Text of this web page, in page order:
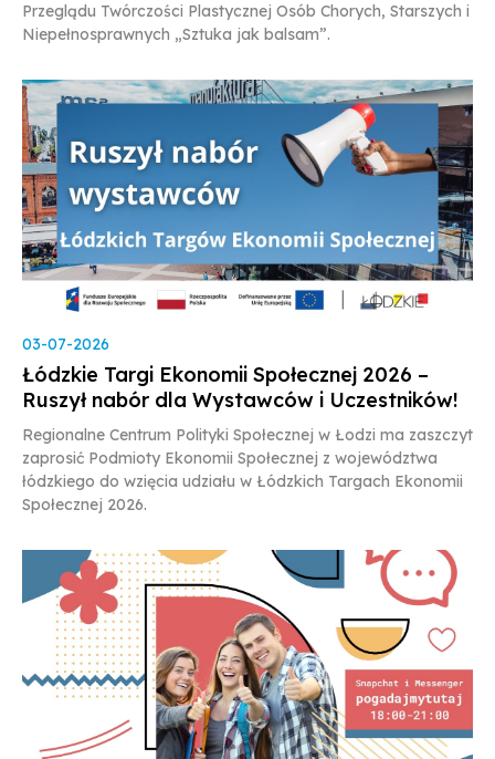
Przeglądu Twórczości Plastycznej Osób Chorych, Starszych i
Niepełnosprawnych „Sztuka jak balsam”.
03-07-2026
Łódzkie Targi Ekonomii Społecznej 2026 –
Ruszył nabór dla Wystawców i Uczestników!
Regionalne Centrum Polityki Społecznej w Łodzi ma zaszczyt
zaprosić Podmioty Ekonomii Społecznej z województwa
łódzkiego do wzięcia udziału w Łódzkich Targach Ekonomii
Społecznej 2026.